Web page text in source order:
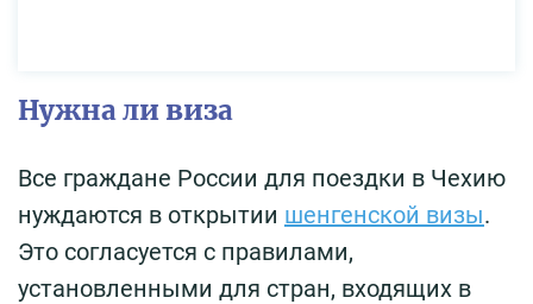
Нужна ли виза
Все граждане России для поездки в Чехию
нуждаются в открытии шенгенской визы.
Это согласуется с правилами,
установленными для стран, входящих в